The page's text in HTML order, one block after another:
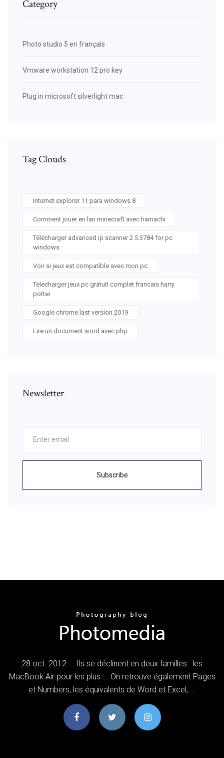
Category
Photo studio 5 en français
Vmware workstation 12 pro key
Plug in microsoft silverlight mac
Tag Clouds
Internet explorer 11 para windows 8
Comment jouer en lan minecraft avec hamachi
Télécharger advanced ip scanner 2.5.3784 for pc
windows
Voir si jeux est compatible avec mon pc
Telecharger jeux pc gratuit complet francais harry
potter
Google chrome last version 2019
Lire un document word avec php
Newsletter
Subscribe
28 oct. 2012 ... Ils se déclinent en deux familles : les
MacBook Air pour les plus ... On retrouve également Pages
et Numbers, les équivalents de Word et Excel, ...